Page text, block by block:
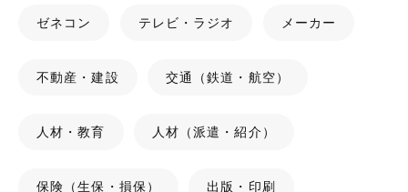
ゼネコン テレビ・ラジオ メーカー
不動産・建設 交通（鉄道・航空）
人材・教育 人材（派遣・紹介）
保険（生保・損保） 出版・印刷